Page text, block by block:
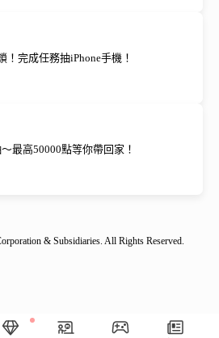
！完成任務抽iPhone手機！
最高50000點等你帶回家！
& Subsidiaries. All Rights Reserved.